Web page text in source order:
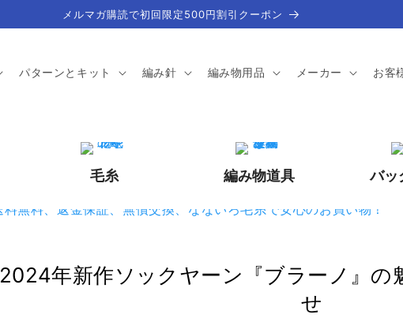
メルマガ購読で初回限定500円割引クーポン
パターンとキット 編み針 編み物用品 メーカー お客
毛糸 編み物道具 バッ
2024年新作ソックヤーン『ブラーノ』の
せ